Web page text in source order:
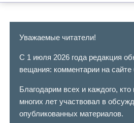
Уважаемые читатели!
С 1 июля 2026 года редакция
вещания: комментарии на
Благодарим всех и каждого, кто
многих лет участвовал в
опубликованных материалов.